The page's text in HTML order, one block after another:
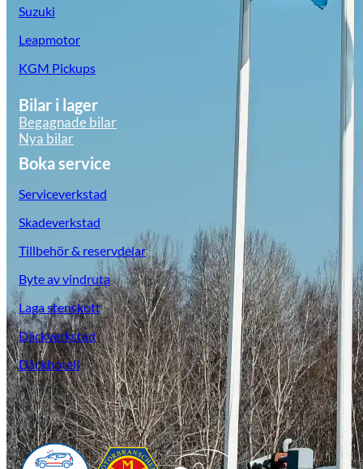
Opel
Suzuki
Leapmotor
KGM Pickups
Bilar i lager
Begagnade bilar
Nya bilar
Boka service
Serviceverkstad
Skadeverkstad
Tillbehör & reservdelar
Byte av vindruta
Laga stenskott
Däckverkstad
Däckhotell